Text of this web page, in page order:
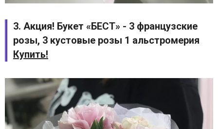
3. Акция! Букет «БЕСТ» - 3 французские
розы, 3 кустовые розы 1 альстромерия
Купить!